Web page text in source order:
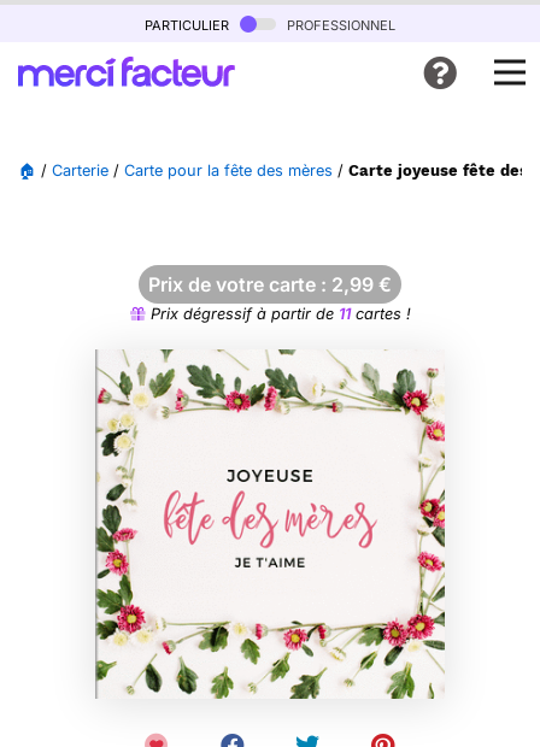
particulier professionnel
🏠 / Carterie / Carte pour la fête des mères / Carte joyeuse fête des
Prix de votre carte : 2,99 €
Prix dégressif à partir de 11cartes !